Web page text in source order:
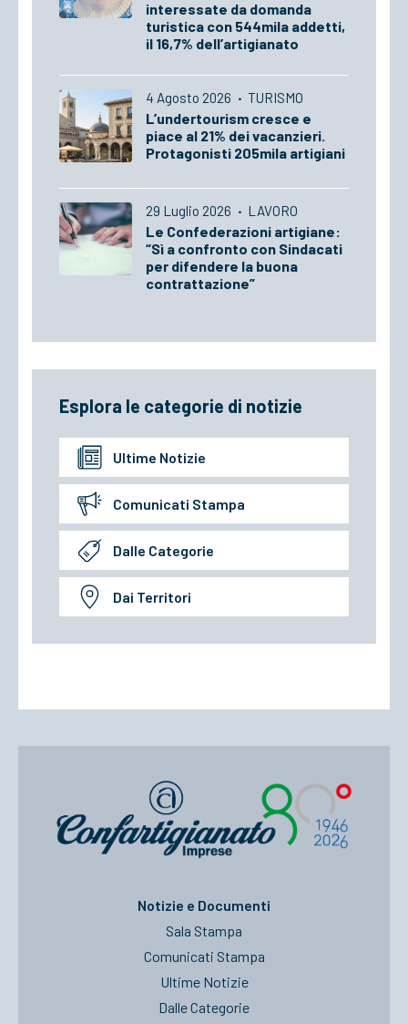
interessate da domanda
turistica con 544mila addetti,
il 16,7% dell’artigianato
4 Agosto 2026 · TURISMO
L’undertourism cresce e
piace al 21% dei vacanzieri.
Protagonisti 205mila artigiani
29 Luglio 2026 · LAVORO
Le Confederazioni artigiane:
“Sì a confronto con Sindacati
per difendere la buona
contrattazione”
Esplora le categorie di notizie
Ultime Notizie
Comunicati Stampa
Dalle Categorie
Dai Territori
Notizie e Documenti
Sala Stampa
Comunicati Stampa
Ultime Notizie
Dalle Categorie